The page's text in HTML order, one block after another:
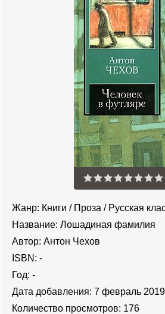
Жанр: Книги / Проза / Русская
Название: Лошадиная фамилия
Автор: Антон Чехов
ISBN: -
Год: -
Дата добавления: 7 февраль 2019
Количество просмотров: 176